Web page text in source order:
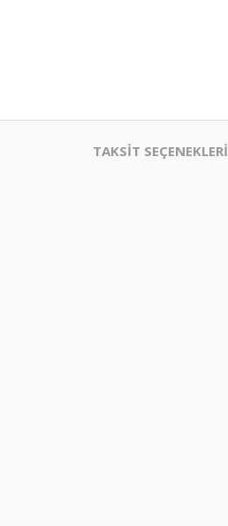
TAKSİT SEÇENEKLERİ